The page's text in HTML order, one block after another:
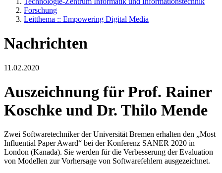
Forschung
Leitthema :: Empowering Digital Media
Nachrichten
11.02.2020
Auszeichnung für Prof. Rainer
Koschke und Dr. Thilo Mende
Zwei Softwaretechniker der Universität Bremen erhalten den „Most
Influential Paper Award“ bei der Konferenz SANER 2020 in
London (Kanada). Sie werden für die Verbesserung der Evaluation
von Modellen zur Vorhersage von Softwarefehlern ausgezeichnet.